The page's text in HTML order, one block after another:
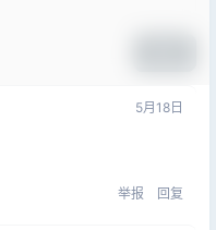
5月18日
举报 回复